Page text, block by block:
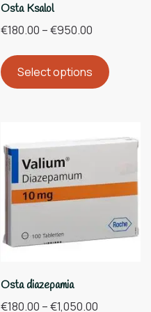
Osta Ksalol
€180.00 –€950.00
Select options
Osta diazepamia
€180.00 –€1,050.00